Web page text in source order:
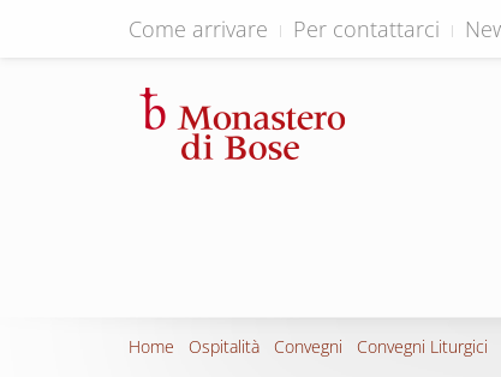
Come arrivare Per contattarci
Home Ospitalità Convegni Convegni Liturgici